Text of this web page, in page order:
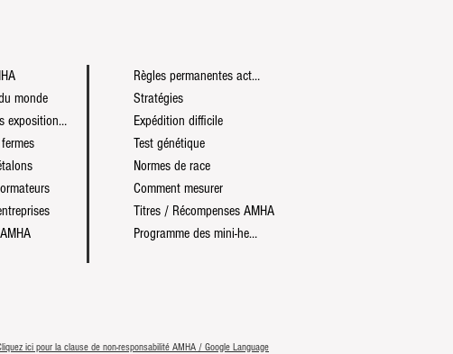
monde
Programme des expositions mondiales
Règles permanentes actuelles
Stratégies
Expédition difficile
Test génétique
Normes de race
Comment mesurer
Titres / Récompenses AMHA
Programme des mini-heures
ici pour la clause de non-responsabilité AMHA / Google Language